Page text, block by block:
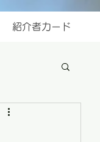
紹介者カード